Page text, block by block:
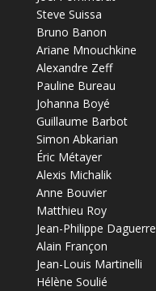
Steve Suissa
Bruno Banon
Ariane Mnouchkine
Alexandre Zeff
Pauline Bureau
Johanna Boyé
Guillaume Barbot
Simon Abkarian
Éric Métayer
Alexis Michalik
Anne Bouvier
Matthieu Roy
Jean-Philippe Daguerre
Alain Françon
Jean-Louis Martinelli
Hélène Soulié